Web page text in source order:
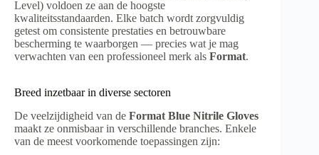
Level) voldoen ze aan de hoogste
kwaliteitsstandaarden. Elke batch wordt zorgvuldig
getest om consistente prestaties en betrouwbare
bescherming te waarborgen — precies wat je mag
verwachten van een professioneel merk als Format.
Breed inzetbaar in diverse sectoren
De veelzijdigheid van de Format Blue Nitrile Gloves
maakt ze onmisbaar in verschillende branches. Enkele
van de meest voorkomende toepassingen zijn: